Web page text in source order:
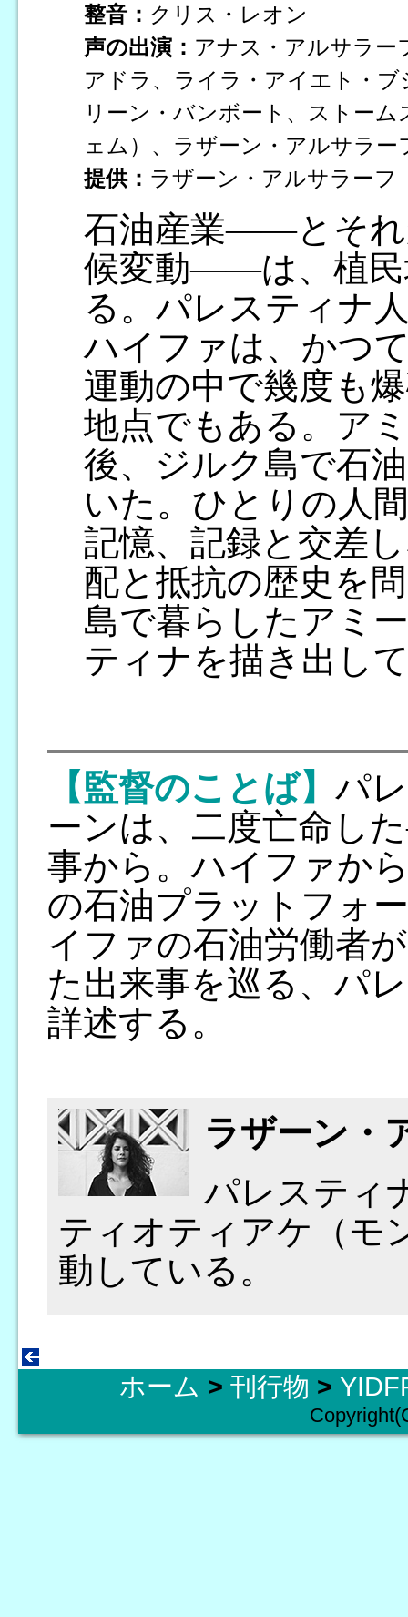
整音： クリス・レオン
声の出演： アナス・アルサラー
アドラ、ライラ・アイエト・
リーン・バンボート、ストー
ェム）、ラザーン・アルサラー
提供： ラザーン・アルサラーフ
石油産業――とそれ
候変動――は、植民
る。パレスティナ
ハイファは、かつ
運動の中で幾度も
地点でもある。ア
後、ジルク島で石
いた。ひとりの人
記憶、記録と交差
配と抵抗の歴史を
島で暮らしたアミ
ティナを描き出し
【監督のことば】 パ
ーンは、二度亡命し
事から。ハイファか
の石油プラットフォ
イファの石油労働者
た出来事を巡る、パ
詳述する。
ラザーン・
パレスティ
ティオティアケ（モ
動している。
ホーム > 刊行物 >